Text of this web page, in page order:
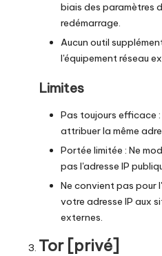
biais des paramètres
redémarrage.
Aucun outil
l'équipement réseau
Limites
Pas toujours efficace
attribuer la même
Portée limitée : Ne
pas l'adresse IP
Ne convient pas pour
votre adresse IP aux
externes.
Tor [privé]